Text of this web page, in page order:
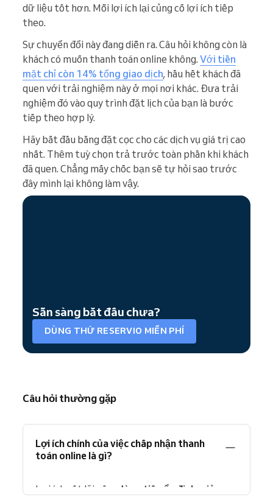
dữ liệu tốt hơn. Mỗi lợi ích lại củng cố lợi ích tiếp
theo.
Sự chuyển đổi này đang diễn ra. Câu hỏi không còn là
khách có muốn thanh toán online không. Với tiền
mặt chỉ còn 14% tổng giao dịch, hầu hết khách đã
quen với trải nghiệm này ở mọi nơi khác. Đưa trải
nghiệm đó vào quy trình đặt lịch của bạn là bước
tiếp theo hợp lý.
Hãy bắt đầu bằng đặt cọc cho các dịch vụ giá trị cao
nhất. Thêm tuỳ chọn trả trước toàn phần khi khách
đã quen. Chẳng mấy chốc bạn sẽ tự hỏi sao trước
đây mình lại không làm vậy.
Sẵn sàng bắt đầu chưa?
DÙNG THỬ RESERVIO MIỄN PHÍ
Câu hỏi thường gặp
Lợi ích chính của việc chấp nhận thanh
toán online là gì?
Lợi ích cốt lõi gồm dòng tiền ổn định, giảm